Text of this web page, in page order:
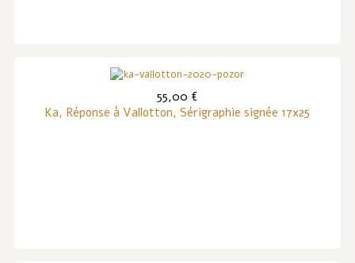
55,00 €
Ka, Réponse à Vallotton, Sérigraphie signée 17x25